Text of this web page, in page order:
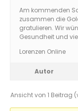
Am kommenden
zusammen die
gratulieren. Wir
Gesundheit und
Lorenzen Online
Autor
Ansicht von 1 Beitrag